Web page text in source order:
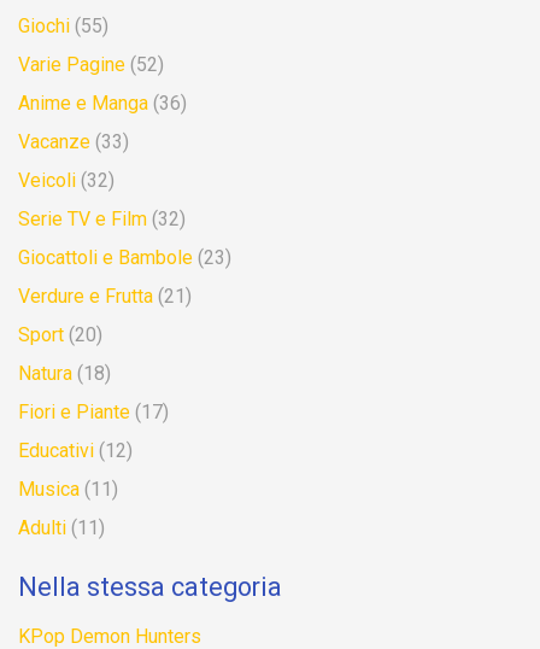
Giochi (55)
Varie Pagine (52)
Anime e Manga (36)
Vacanze (33)
Veicoli (32)
Serie TV e Film (32)
Giocattoli e Bambole (23)
Verdure e Frutta (21)
Sport (20)
Natura (18)
Fiori e Piante (17)
Educativi (12)
Musica (11)
Adulti (11)
Nella stessa categoria
KPop Demon Hunters